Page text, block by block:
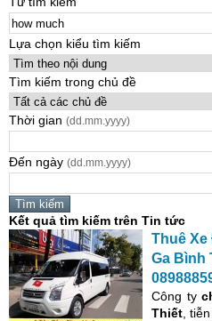
Lựa chọn kiểu tìm kiếm
Tìm kiếm trong chủ đề
Thời gian (dd.mm.yyyy)
Đến ngày (dd.mm.yyyy)
Kết quả tìm kiếm trên Tin tức
Thuê Xe
Ga Bình
Công ty
Thiết , tiễn